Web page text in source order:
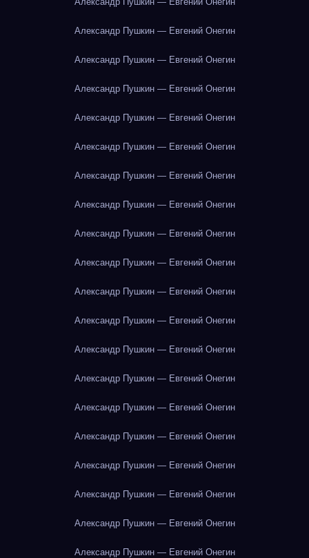
Александр Пушкин — Евгений Онегин
Александр Пушкин — Евгений Онегин
Александр Пушкин — Евгений Онегин
Александр Пушкин — Евгений Онегин
Александр Пушкин — Евгений Онегин
Александр Пушкин — Евгений Онегин
Александр Пушкин — Евгений Онегин
Александр Пушкин — Евгений Онегин
Александр Пушкин — Евгений Онегин
Александр Пушкин — Евгений Онегин
Александр Пушкин — Евгений Онегин
Александр Пушкин — Евгений Онегин
Александр Пушкин — Евгений Онегин
Александр Пушкин — Евгений Онегин
Александр Пушкин — Евгений Онегин
Александр Пушкин — Евгений Онегин
Александр Пушкин — Евгений Онегин
Александр Пушкин — Евгений Онегин
Александр Пушкин — Евгений Онегин